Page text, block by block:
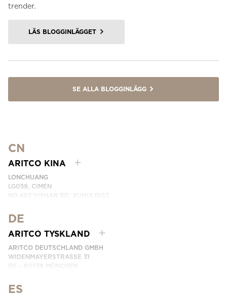
trender.
LÄS BLOGGINLÄGGET
SE ALLA BLOGGINLÄGG
CN
ARITCO KINA
LONCHUANG
LG059, CIMEN
NO.407 YISHAN RD, XUHUI DIST.
EMAIL:
TELEFON: +86 400 6233 121
DE
ARITCO TYSKLAND
ARITCO DEUTSCHLAND GMBH
WIDENMAYERSTRASSE 31
DE – 80538 MÜNCHEN
TELEFON: +49 7123 9597272
ES